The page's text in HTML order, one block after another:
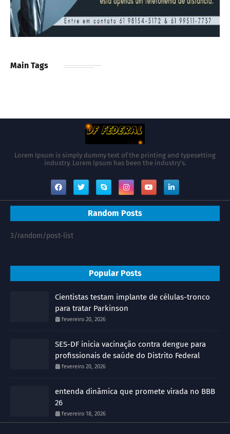
Main Tags
Lorem Ipsum is simply dummy text of the printing and typesetting
industry. Lorem Ipsum has been the industry's.
Random Posts
3/random/post-list
Popular Posts
Cientistas testam implante de células-tronco
para tratar Parkinson
fevereiro 20, 2026
SES-DF inicia vacinação contra dengue para
profissionais de saúde do Distrito Federal
fevereiro 20, 2026
entenda dinâmica que promete virada no BBB
26
fevereiro 18, 2026